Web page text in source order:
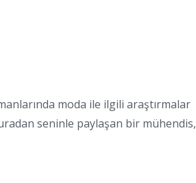
moda ile ilgili araştırmalar
seninle paylaşan bir mühendis,